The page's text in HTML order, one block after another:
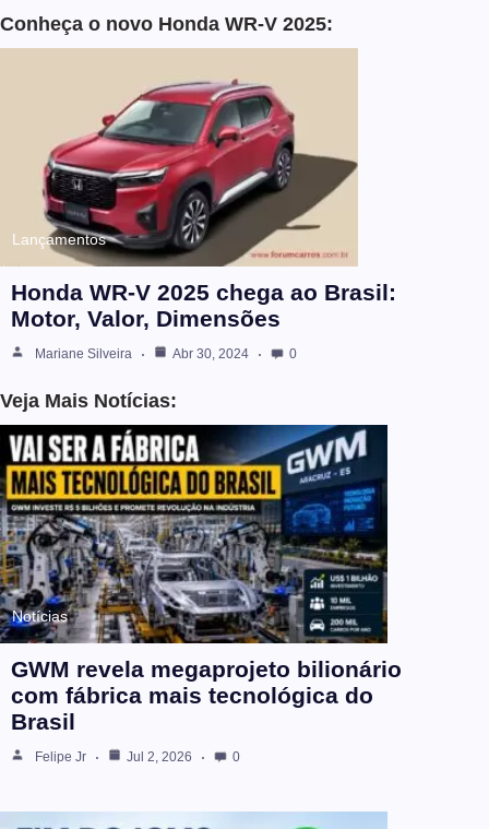
Conheça o novo Honda WR-V 2025:
Lançamentos
Honda WR-V 2025 chega ao Brasil:
Motor, Valor, Dimensões
Mariane Silveira Abr 30, 2024 0
Veja Mais Notícias:
Notícias
GWM revela megaprojeto bilionário
com fábrica mais tecnológica do
Brasil
Felipe Jr Jul 2, 2026 0